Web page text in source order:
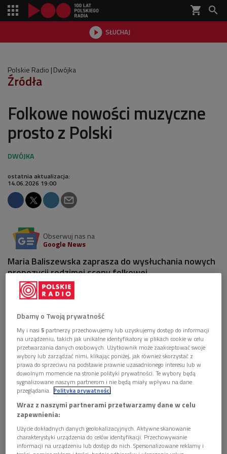
shopping_cart 
 SŁUCHAJ

Polskie Radio Dwójka
Źródła
Folkowe nowości muzyczne
prosto z Polski
ostatnia aktualizacja:
14.06.2026 19:00
Obserwuj nas na
Google News
Maria Baliszewska zaprasza do wysłuchania nowych
propozycji rodzimej sceny folkowej.
Bester Qartet, Maria Pominowska, Janusz Prusinowski Kompania
>>> Posłuchaj audycji
Dbamy o Twoją prywatność
My i nasi5 partnerzy przechowujemy lub uzyskujemy dostęp do informacji
na urządzeniu, takich jak unikalne identyfikatory w plikach cookie w celu
przetwarzania danych osobowych. Użytkownik może zaakceptować swoje
wybory lub zarządzać nimi, klikając poniżej, jak również skorzystać z
prawa do sprzeciwu na podstawie prawnie uzasadnionego interesu lub w
dowolnym momencie na stronie polityki prywatności. Te wybory będą
sygnalizowane naszym partnerom i nie będą miały wpływu na dane
przeglądania. Polityka prywatności
Wraz z naszymi partnerami przetwarzamy dane w celu
zapewnienia:
Użycie dokładnych danych geolokalizacyjnych. Aktywne skanowanie
charakterystyki urządzenia do celów identyfikacji. Przechowywanie
informacji na urządzeniu lub dostęp do nich. Spersonalizowane reklamy i